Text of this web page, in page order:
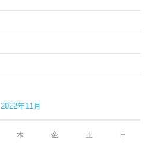
2022年11月
木 金 土 日